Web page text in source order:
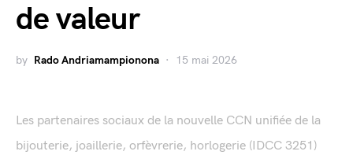
de valeur
by Rado Andriamampionona 15 mai 2026
Les partenaires sociaux de la nouvelle CCN unifiée de la
bijouterie, joaillerie, orfèvrerie, horlogerie (IDCC 3251)